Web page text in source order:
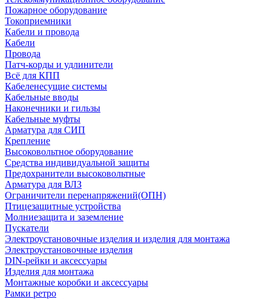
Пожарное оборудование
Токоприемники
Кабели и провода
Кабели
Провода
Патч-корды и удлинители
Всё для КПП
Кабеленесущие системы
Кабельные вводы
Наконечники и гильзы
Кабельные муфты
Арматура для СИП
Крепление
Высоковольтное оборудование
Средства индивидуальной защиты
Предохранители высоковольтные
Арматура для ВЛЗ
Ограничители перенапряжений(ОПН)
Птицезащитные устройства
Молниезащита и заземление
Пускатели
Электроустановочные изделия и изделия для монтажа
Электроустановочные изделия
DIN-рейки и аксессуары
Изделия для монтажа
Монтажные коробки и аксессуары
Рамки ретро